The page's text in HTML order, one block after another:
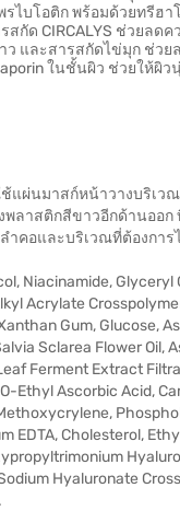
ไบโอติก พร้อมด้วยทรีฮ
ด CIRCALYS ช่วยลด
และสารสกัดไข่มุก ช่ว
ในชั้นผิว ช่วยให้ผิ
แผ่นมาสก์หน้าวางบริเ
ลาสติกสีขาวอีกด้านออ
ำคอและบริเวณที่ต้องการ
Niacinamide,
Acrylate
Gum, Glucose,
Sclarea Flower Oil,
Ferment Extract
Ethyl Ascorbic Acid,
EDTA, Cholesterol,
Hyaluronate